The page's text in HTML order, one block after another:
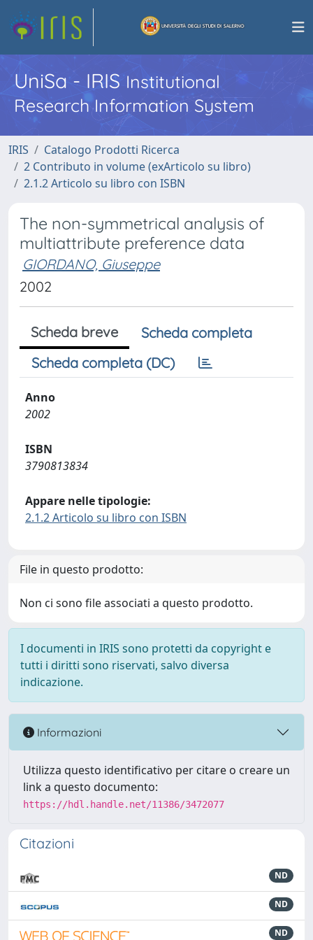
UniSa - IRISInstitutional
Research Information System
IRIS
Catalogo Prodotti Ricerca
2 Contributo in volume (exArticolo su libro)
2.1.2 Articolo su libro con ISBN
The non-symmetrical analysis of
multiattribute preference data
GIORDANO, Giuseppe
2002
Scheda breve
Scheda completa
Scheda completa (DC)
Anno
2002
ISBN
3790813834
Appare nelle tipologie:
2.1.2 Articolo su libro con ISBN
File in questo prodotto:
Non ci sono file associati a questo prodotto.
I documenti in IRIS sono protetti da copyright e
tutti i diritti sono riservati, salvo diversa
indicazione.
Informazioni
Utilizza questo identificativo per citare o creare un
link a questo documento:
https://hdl.handle.net/11386/3472077
Citazioni
ND
ND
ND